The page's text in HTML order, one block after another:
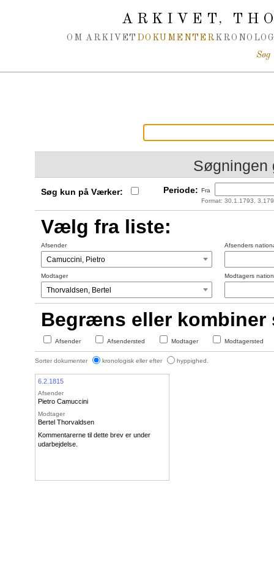
ARKIVET,
OM ARKIVET DOKUMENTER
Søg
Søgningen
Søg kun på Værker: Periode: Fra
Format: 30.1.1793,
Vælg fra liste:
Afsender Afsenders
Modtager Modtagers
Begræns eller kombiner
Afsender Afsendersted Modtager Modtagersted
Sorter dokumenter kronologisk eller efter hyppighed.
6.2.1815
Afsender
Pietro Camuccini
Modtager
Bertel Thorvaldsen
Kommentarerne til dette brev er under
udarbejdelse.